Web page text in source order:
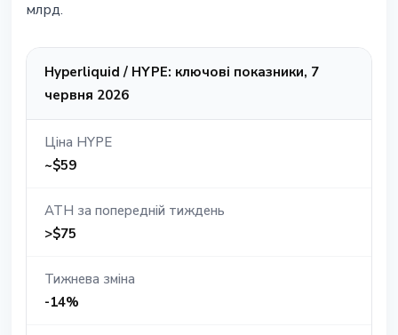
млрд.
Hyperliquid / HYPE: ключові показники, 7
червня 2026
Ціна HYPE
~$59
ATH за попередній тиждень
>$75
Тижнева зміна
-14%